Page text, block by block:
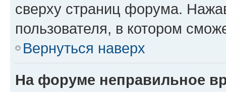
сверху страниц форума.
пользователя, в котором
Вернуться наверх
На форуме неправильное